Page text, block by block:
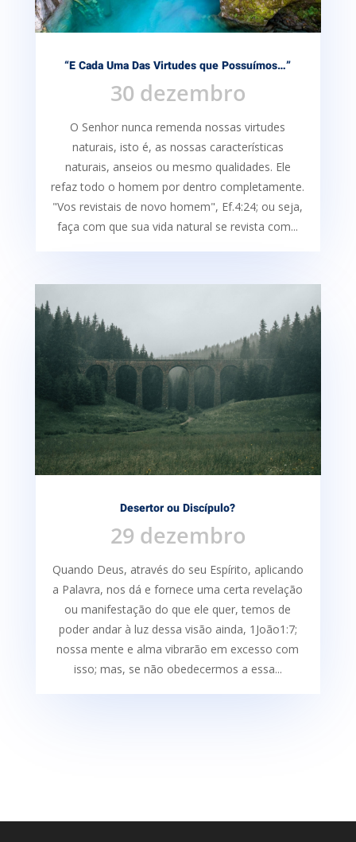
“E Cada Uma Das Virtudes que Possuímos…”
30 dezembro
O Senhor nunca remenda nossas virtudes
naturais, isto é, as nossas características
naturais, anseios ou mesmo qualidades. Ele
refaz todo o homem por dentro completamente.
"Vos revistais de novo homem", Ef.4:24; ou seja,
faça com que sua vida natural se revista com...
Desertor ou Discípulo?
29 dezembro
Quando Deus, através do seu Espírito, aplicando
a Palavra, nos dá e fornece uma certa re­velação
ou manifestação do que ele quer, temos de
poder andar à luz dessa visão ainda, 1João1:7;
nossa mente e alma vibrarão em excesso com
isso; mas, se não obedecermos a essa...